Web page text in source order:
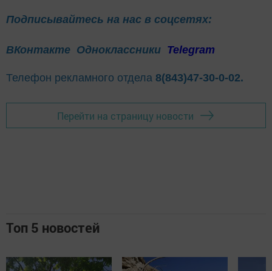
Подписывайтесь на нас в соцсетях:
ВКонтакте Одноклассники Telegram
Телефон рекламного отдела 8(843)47-30-0-02.
Перейти на страницу новости
Топ 5 новостей